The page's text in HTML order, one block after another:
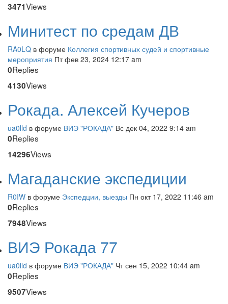
3471Views
Минитест по средам ДВ
RA0LQ в форуме Коллегия спортивных судей и спортивные
мероприятия Пт фев 23, 2024 12:17 am
0Replies
4130Views
Рокада. Алексей Кучеров
ua0lld в форуме ВИЭ "РОКАДА" Вс дек 04, 2022 9:14 am
0Replies
14296Views
Магаданские экспедиции
R0IW в форуме Экспедции, выезды Пн окт 17, 2022 11:46 am
0Replies
7948Views
ВИЭ Рокада 77
ua0lld в форуме ВИЭ "РОКАДА" Чт сен 15, 2022 10:44 am
0Replies
9507Views